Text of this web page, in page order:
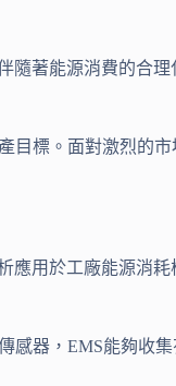
隨著能源消費的合
目標。面對激烈的
用於工廠能源消
器，EMS能夠收